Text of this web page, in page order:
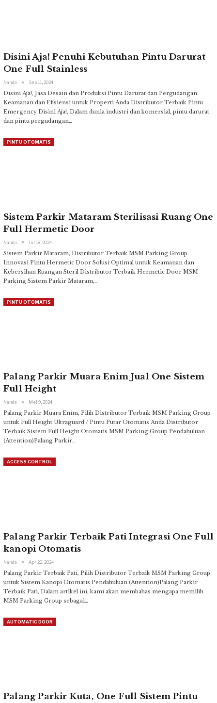
Disini Aja! Penuhi Kebutuhan Pintu Darurat
One Full Stainless
Nanda Sep 11, 2024
Disini Aja!, Jasa Desain dan Produksi Pintu Darurat dan Pergudangan:
Keamanan dan Efisiensi untuk Properti Anda Distributor Terbaik Pintu
Emergency Disini Aja!, Dalam dunia industri dan komersial, pintu darurat
dan pintu pergudangan…
PINTU OTOMATIS
Sistem Parkir Mataram Sterilisasi Ruang One
Full Hermetic Door
Nanda Jul 18, 2024
Sistem Parkir Mataram, Distributor Terbaik MSM Parking Group:
Innovasi Pintu Hermetic Door Solusi Optimal untuk Keamanan dan
Kebersihan Ruangan Steril Distributor Terbaik Hermetic Door MSM
Parking Sistem Parkir Mataram,…
PINTU OTOMATIS
Palang Parkir Muara Enim Jual One Sistem
Full Height
Nanda Mei 9, 2024
Palang Parkir Muara Enim, Pilih Distributor Terbaik MSM Parking Group
untuk Full Height Ultraguard / Pintu Putar Otomatis Anda Distributor
Terbaik Sistem Full Height Otomatis MSM Parking Group Pendahuluan
(Attention)Palang Parkir…
ACCESS CONTROL
Palang Parkir Terbaik Pati Integrasi One Full
kanopi Otomatis
Nanda Apr 22, 2024
Palang Parkir Terbaik Pati, Pilih Distributor Terbaik MSM Parking Group
untuk Sistem Kanopi Otomatis Pendahuluan (Attention)Palang Parkir
Terbaik Pati, Dalam artikel ini, kami akan membahas mengapa memilih
MSM Parking Group sebagai…
AUTOMATIC DOOR
Palang Parkir Kuta, One Full Sistem Pintu